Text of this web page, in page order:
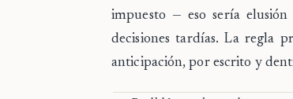
impuesto — eso sería
decisiones tardías. La regla
anticipación, por escrito y